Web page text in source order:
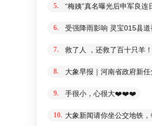
5. “梅姨”真名曝光后申军良
6. 受强降雨影响 灵宝015县
7. 救了人 ，还救了百十只羊
8. 大象早报｜河南省政府新
9. 手很小，心很大❤️❤️❤️
10. 大象新闻请你坐公交地铁